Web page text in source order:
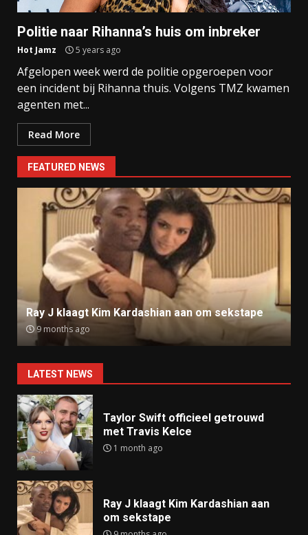
Politie naar Rihanna’s huis om inbreker
Hot Jamz 5 years ago
Afgelopen week werd de politie opgeroepen voor
een incident bij Rihanna thuis. Volgens TMZ kwamen
agenten met...
Read More
FEATURED NEWS
Ray J klaagt Kim Kardashian aan om sekstape
9 months ago
LATEST NEWS
Taylor Swift officieel getrouwd
met Travis Kelce
1 month ago
Ray J klaagt Kim Kardashian aan
om sekstape